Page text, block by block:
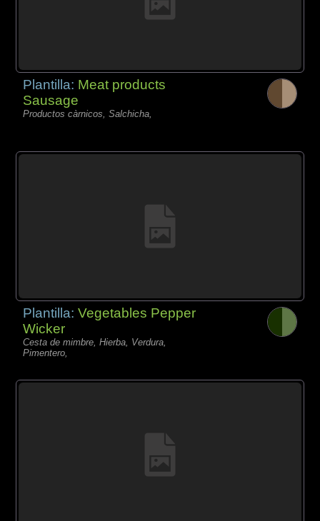
Plantilla: Meat products
Sausage
Productos càrnicos, Salchicha,
Plantilla:Vegetables Pepper
Wicker
Cesta de mimbre, Hierba, Verdura,
Pimentero,